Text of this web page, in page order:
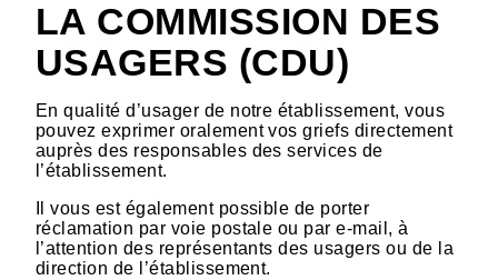
LA COMMISSION DES
USAGERS (CDU)
En qualité d’usager de notre établissement, vous
pouvez exprimer oralement vos griefs directement
auprès des responsables des services de
l’établissement.
Il vous est également possible de porter
réclamation par voie postale ou par e-mail, à
l’attention des représentants des usagers ou de la
direction de l’établissement.